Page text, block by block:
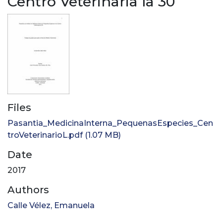
Files
Pasantia_MedicinaInterna_PequenasEspecies_Cen
troVeterinarioL.pdf(1.07 MB)
Date
2017
Authors
Calle Vélez, Emanuela